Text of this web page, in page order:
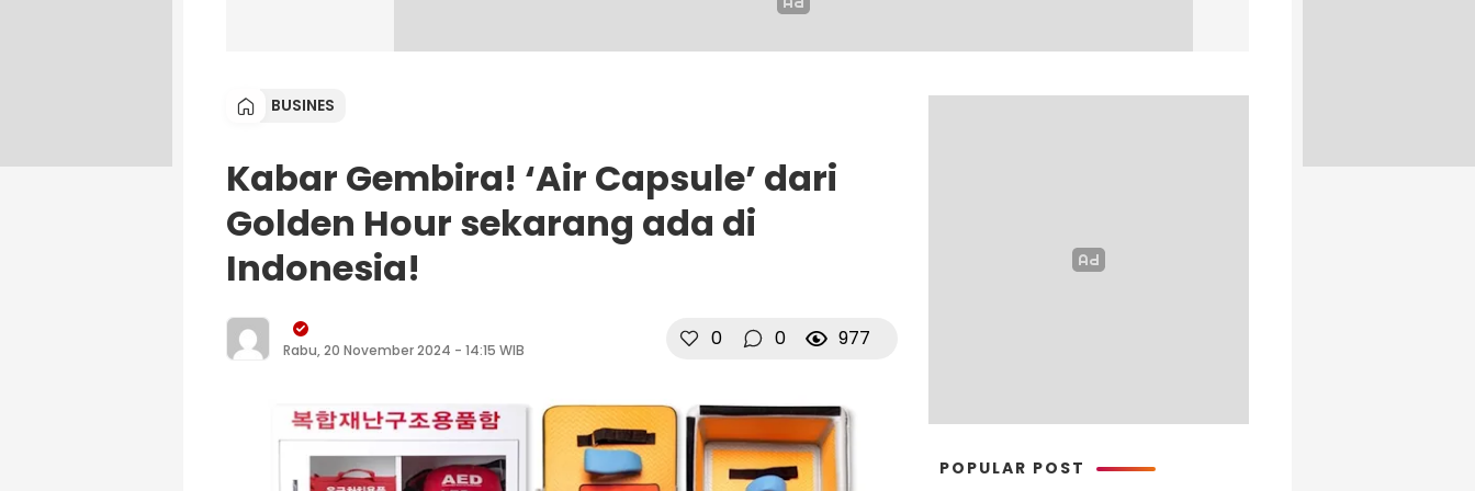
BUSINES
Kabar Gembira! ‘Air Capsule’ dari
Golden Hour sekarang ada di
Indonesia!
Rabu, 20 November 2024 - 14:15 WIB 0 0 977
POPULAR POST